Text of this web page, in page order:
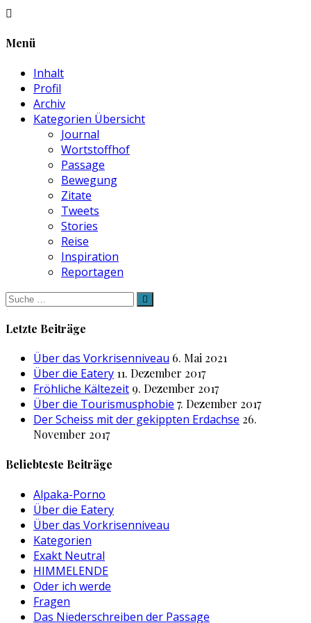
Menü
Inhalt
Profil
Archiv
Kategorien Übersicht
Journal
Wortstoffhof
Passage
Bewegung
Zitate
Tweets
Stories
Reise
Inspiration
Reportagen
Suche
nach:
Letzte Beiträge
Über das Vorkrisenniveau 6. Mai 2021
Über die Eatery 11. Dezember 2017
Fröhliche Kältezeit 9. Dezember 2017
Über die Tourismusphobie 7. Dezember 2017
Der Scheiss mit der gekippten Erdachse 26.
November 2017
Beliebteste Beiträge
Alpaka-Porno
Über die Eatery
Über das Vorkrisenniveau
Kategorien
Exakt Neutral
HIMMELENDE
Oder ich werde
Fragen
Das Niederschreiben der Passage